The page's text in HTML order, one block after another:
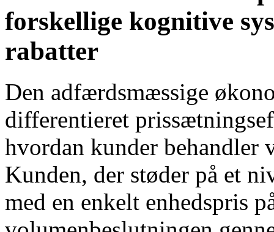
forskellige kognitive
rabatter
Den adfærdsmæssige
differentieret
hvordan kunder behandler
Kunden, der støder på et
med en enkelt enhedspris